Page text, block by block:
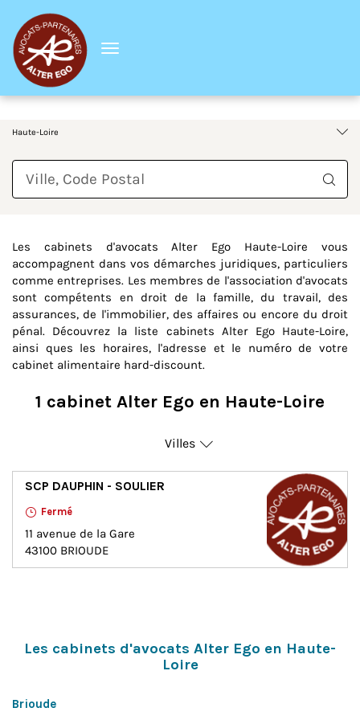
Menu
France
Haute-Loire
Requête
Les cabinets d'avocats Alter Ego Haute-Loire vous
accompagnent dans vos démarches juridiques, particuliers
comme entreprises. Les membres de l'association d'avocats
sont compétents en droit de la famille, du travail, des
assurances, de l'immobilier, des affaires ou encore du droit
pénal. Découvrez la liste cabinets Alter Ego Haute-Loire,
ainsi ques les horaires, l'adresse et le numéro de votre
cabinet alimentaire hard-discount.
1 cabinet Alter Ego en Haute-Loire
Villes
Brioude
SCP DAUPHIN - SOULIER
Fermé
11 avenue de la Gare
43100 BRIOUDE
Les cabinets d'avocats Alter Ego en Haute-
Loire
Brioude